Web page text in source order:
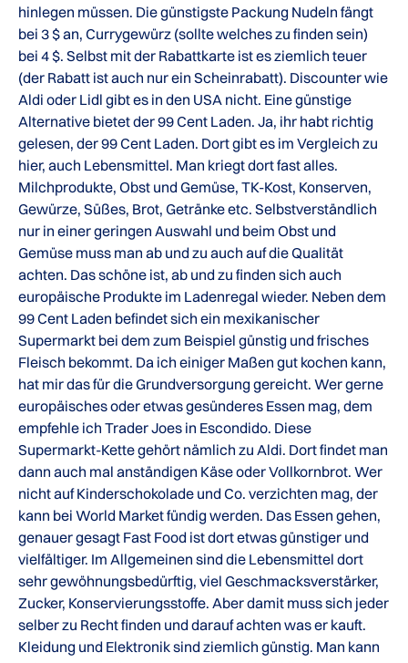
hinlegen müssen. Die günstigste Packung Nudeln fängt
bei 3 $ an, Currygewürz (sollte welches zu finden sein)
bei 4 $. Selbst mit der Rabattkarte ist es ziemlich teuer
(der Rabatt ist auch nur ein Scheinrabatt). Discounter wie
Aldi oder Lidl gibt es in den USA nicht. Eine günstige
Alternative bietet der 99 Cent Laden. Ja, ihr habt richtig
gelesen, der 99 Cent Laden. Dort gibt es im Vergleich zu
hier, auch Lebensmittel. Man kriegt dort fast alles.
Milchprodukte, Obst und Gemüse, TK-Kost, Konserven,
Gewürze, Süßes, Brot, Getränke etc. Selbstverständlich
nur in einer geringen Auswahl und beim Obst und
Gemüse muss man ab und zu auch auf die Qualität
achten. Das schöne ist, ab und zu finden sich auch
europäische Produkte im Ladenregal wieder. Neben dem
99 Cent Laden befindet sich ein mexikanischer
Supermarkt bei dem zum Beispiel günstig und frisches
Fleisch bekommt. Da ich einiger Maßen gut kochen kann,
hat mir das für die Grundversorgung gereicht. Wer gerne
europäisches oder etwas gesünderes Essen mag, dem
empfehle ich Trader Joes in Escondido. Diese
Supermarkt-Kette gehört nämlich zu Aldi. Dort findet man
dann auch mal anständigen Käse oder Vollkornbrot. Wer
nicht auf Kinderschokolade und Co. verzichten mag, der
kann bei World Market fündig werden. Das Essen gehen,
genauer gesagt Fast Food ist dort etwas günstiger und
vielfältiger. Im Allgemeinen sind die Lebensmittel dort
sehr gewöhnungsbedürftig, viel Geschmacksverstärker,
Zucker, Konservierungsstoffe. Aber damit muss sich jeder
selber zu Recht finden und darauf achten was er kauft.
Kleidung und Elektronik sind ziemlich günstig. Man kann